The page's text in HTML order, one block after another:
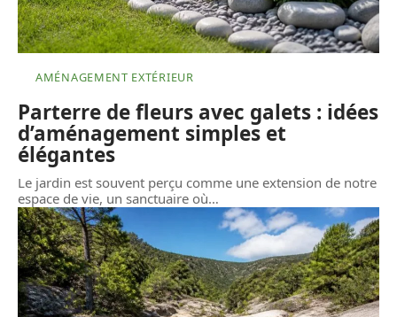
AMÉNAGEMENT EXTÉRIEUR
Parterre de fleurs avec galets : idées
d’aménagement simples et
élégantes
Le jardin est souvent perçu comme une extension de notre
espace de vie, un sanctuaire où…